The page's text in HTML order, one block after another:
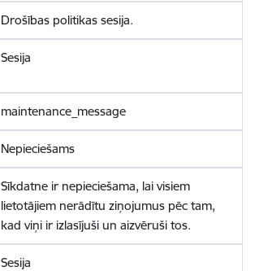
Drošības politikas sesija.
Sesija
maintenance_message
Nepieciešams
Sīkdatne ir nepieciešama, lai visiem
lietotājiem nerādītu ziņojumus pēc tam,
kad viņi ir izlasījuši un aizvēruši tos.
Sesija